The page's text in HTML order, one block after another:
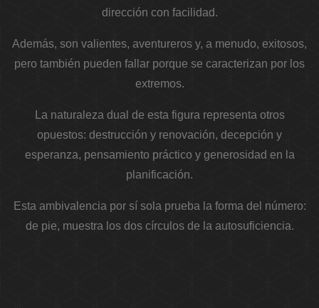
dirección con facilidad.
Además, son valientes, aventureros y, a menudo, exitosos,
pero también pueden fallar porque se caracterizan por los
extremos.
La naturaleza dual de esta figura representa otros
opuestos: destrucción y renovación, decepción y
esperanza, pensamiento práctico y generosidad en la
planificación.
Esta ambivalencia por sí sola prueba la forma del número:
de pie, muestra los dos círculos de la autosuficiencia.